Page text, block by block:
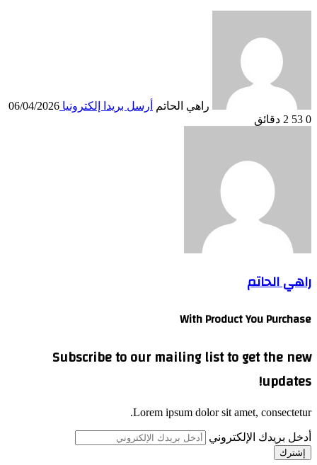
راهي الحاتم أرسل بريدا إلكترونيا 06/04/2026
0
2 دقائق
راهي الحاتم
With Product You Purchase
Subscribe to our mailing list to get the new
updates!
Lorem ipsum dolor sit amet, consectetur.
أدخل بريدك الإلكتروني